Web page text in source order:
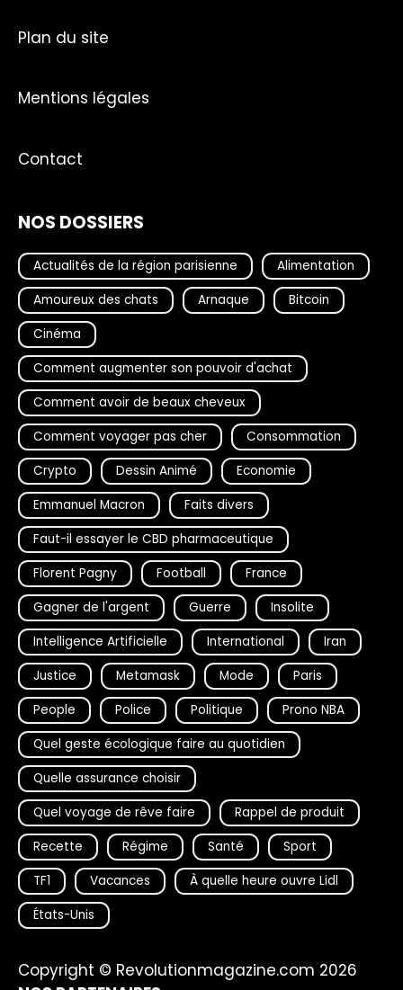
Plan du site
Mentions légales
Contact
NOS DOSSIERS
Actualités de la région parisienne
Alimentation
Amoureux des chats
Arnaque
Bitcoin
Cinéma
Comment augmenter son pouvoir d'achat
Comment avoir de beaux cheveux
Comment voyager pas cher
Consommation
Crypto
Dessin Animé
Economie
Emmanuel Macron
Faits divers
Faut-il essayer le CBD pharmaceutique
Florent Pagny
Football
France
Gagner de l'argent
Guerre
Insolite
Intelligence Artificielle
International
Iran
Justice
Metamask Mode
Paris
People
Police Politique
Prono NBA
Quel geste écologique faire au quotidien
Quelle assurance choisir
Quel voyage de rêve faire
Rappel de produit
Recette
Régime Santé
Sport
TF1
Vacances
À quelle heure ouvre Lidl
États-Unis
Copyright © Revolutionmagazine.com 2026